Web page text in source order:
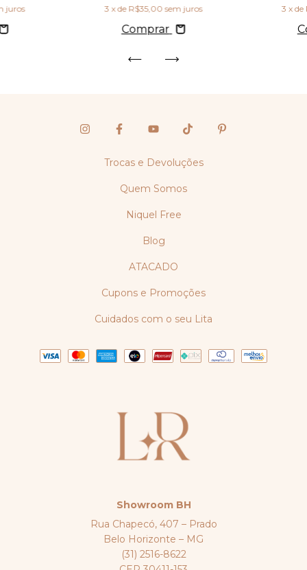
juros 3 x de R$35,00 sem juros
Comprar
3 x de
Trocas e Devoluções
Quem Somos
Niquel Free
Blog
ATACADO
Cupons e Promoções
Cuidados com o seu Lita
Showroom BH
Rua Chapecó, 407 – Prado
Belo Horizonte – MG
(31) 2516-8622